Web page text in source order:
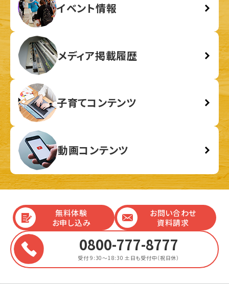
イベント情報
メディア掲載履歴
子育てコンテンツ
動画コンテンツ
無料体験
お申し込み
お問い合わせ
資料請求
0800-777-8777
受付 9:30～18:30 土日も受付中（祝日休）